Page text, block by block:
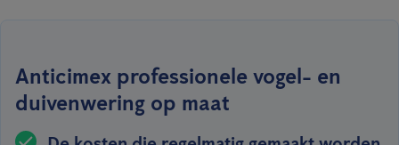
Anticimex professionele vogel- en
duivenwering op maat